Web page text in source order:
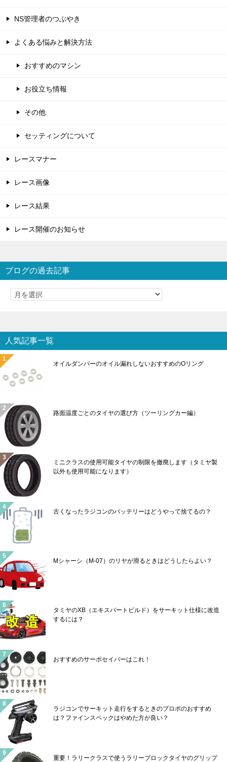
NS管理者のつぶやき
よくある悩みと解決方法
おすすめのマシン
お役立ち情報
その他
セッティングについて
レースマナー
レース画像
レース結果
レース開催のお知らせ
ブログの過去記事
人気記事一覧
オイルダンパーのオイル漏れしないおすすめのOリング
路面温度ごとのタイヤの選び方（ツーリングカー編）
ミニクラスの使用可能タイヤの制限を撤廃します（タミヤ製
以外も使用可能になります）
古くなったラジコンのバッテリーはどうやって捨てるの？
Mシャーシ（M-07）のリヤが滑るときはどうしたらよい？
タミヤのXB（エキスパートビルド）をサーキット仕様に改造
するには？
おすすめのサーボセイバーはこれ！
ラジコンでサーキット走行をするときのプロポのおすすめ
は？ファインスペックはやめた方が良い？
重要！ラリークラスで使うラリーブロックタイヤのグリップ